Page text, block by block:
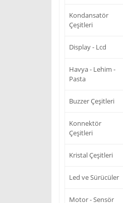
Kondansatör
Çeşitleri
Display - Lcd
Havya - Lehim -
Pasta
Buzzer Çeşitleri
Konnektör
Çeşitleri
Kristal Çeşitleri
Led ve Sürücüler
Motor - Sensör